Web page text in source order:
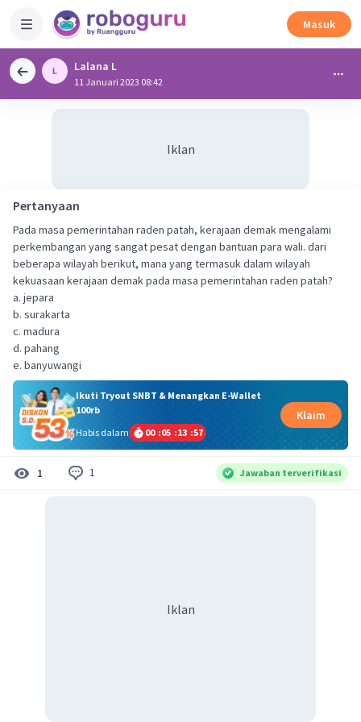
Masuk
Lalana L
11 Januari 2023 08:42
Iklan
Pertanyaan
Pada masa pemerintahan raden patah, kerajaan demak mengalami
perkembangan yang sangat pesat dengan bantuan para wali. dari
beberapa wilayah berikut, mana yang termasuk dalam wilayah
kekuasaan kerajaan demak pada masa pemerintahan raden patah?
a. jepara
b. surakarta
c. madura
d. pahang
e. banyuwangi
Ikuti Tryout SNBT & Menangkan E-Wallet
100rb
Habis dalam
00 :05 :13 :57
Klaim
1 1 Jawaban terverifikasi
Iklan